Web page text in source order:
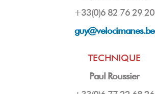
+33(0)6 82 76 29 20
guy@velocimanes.be
TECHNIQUE
Paul Roussier